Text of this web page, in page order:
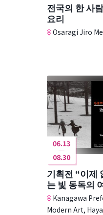
전국의 한 사
요리
Osaragi Jiro
06.13
08.30
기획전 “이제
는 빛 동독의
Kanagawa
Modern Art,